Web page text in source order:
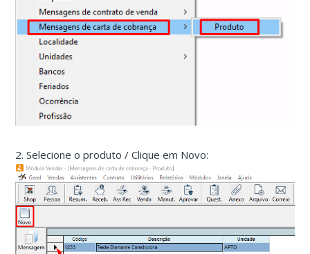
2. Selecione o produto / Clique em Novo: